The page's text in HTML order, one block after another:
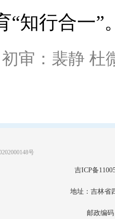
“知行合一”
初审：裴静
号
吉ICP备
地址：吉林省
邮政编码